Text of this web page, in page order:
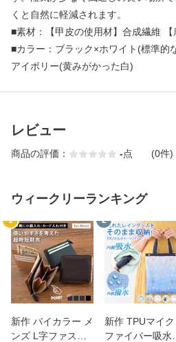
くと自然に軽減されます。
■素材：【甲皮の使用材】合成繊維
■カラー：ブラック×ホワイト(標準的
アイボリー(黄みがかった白)
レビュー
商品の評価： -点 (0件)
ウィークリーランキング
1
新作 バイカラー メ
ンズ L字ファスナ
2
新作 TPUマイク
ファイバー吸水マ